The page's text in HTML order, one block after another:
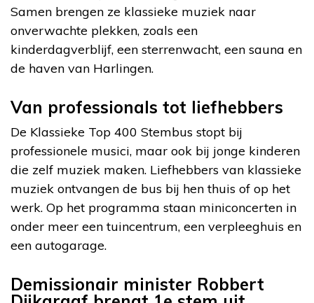
Samen brengen ze klassieke muziek naar
onverwachte plekken, zoals een
kinderdagverblijf, een sterrenwacht, een sauna en
de haven van Harlingen.
Van professionals tot liefhebbers
De Klassieke Top 400 Stembus stopt bij
professionele musici, maar ook bij jonge kinderen
die zelf muziek maken. Liefhebbers van klassieke
muziek ontvangen de bus bij hen thuis of op het
werk. Op het programma staan miniconcerten in
onder meer een tuincentrum, een verpleeghuis en
een autogarage.
Demissionair minister Robbert